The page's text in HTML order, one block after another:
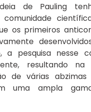
de Pauling
os primeiros
a pesquisa nesse
resultando
de várias
uma ampla